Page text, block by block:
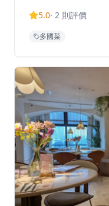
的遊牧款待文化與大
雞尾酒及傳統熱茶。
製炸麵糰配白松露醬
及馬肉腸的清湯菜式
業。Yurt 位於香港中
5.0· 2 則評價
多國菜